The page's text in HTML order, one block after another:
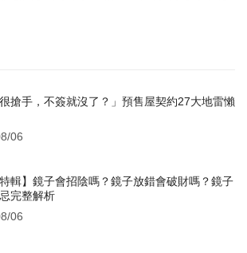
很搶手，不簽就沒了？」預售屋契約27大地雷懶
06
特輯】鏡子會招陰嗎？鏡子放錯會破財嗎？鏡子
完整解析
06